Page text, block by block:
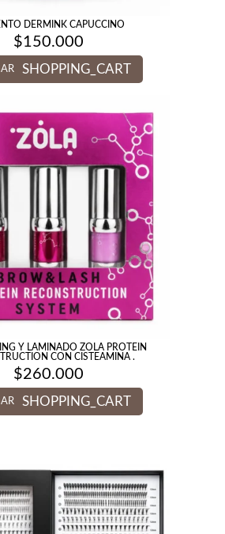
DERMINK CAPUCCINO
$150.000
SHOPPING_CART
Y LAMINADO ZOLA PROTEIN
CON CISTEAMINA .
$260.000
SHOPPING_CART